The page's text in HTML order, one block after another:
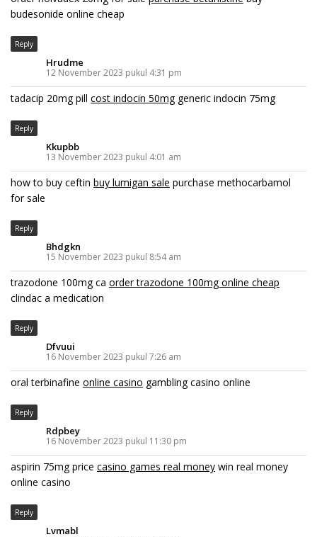
budesonide online cheap
Reply
Hrudme
12 November 2023 pukul 4:31 pm
tadacip 20mg pill cost indocin 50mggeneric indocin 75mg
Reply
Kkupbb
13 November 2023 pukul 4:01 am
how to buy ceftin buy lumigan sale purchase methocarbamol
for sale
Reply
Bhdgkn
15 November 2023 pukul 8:54 am
trazodone 100mg ca order trazodone 100mg online cheap
clindac a medication
Reply
Dfvuui
16 November 2023 pukul 7:26 am
oral terbinafine online casino gambling casino online
Reply
Rdpbey
16 November 2023 pukul 11:30 pm
aspirin 75mg price casino games real money win real money
online casino
Reply
Lvmabl